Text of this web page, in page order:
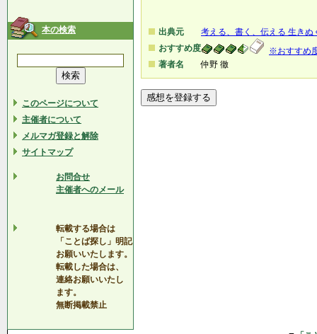
本の検索
このページについて
主催者について
メルマガ登録と解除
サイトマップ
お問合せ
主催者へのメール
転載する場合は
「ことば探し」明記
お願いいたします。
転載した場合は、
連絡お願いいたし
ます。
無断掲載禁止
出典元
考える、書く、伝える 生きぬ
おすすめ度
※おすすめ
著者名
仲野 徹